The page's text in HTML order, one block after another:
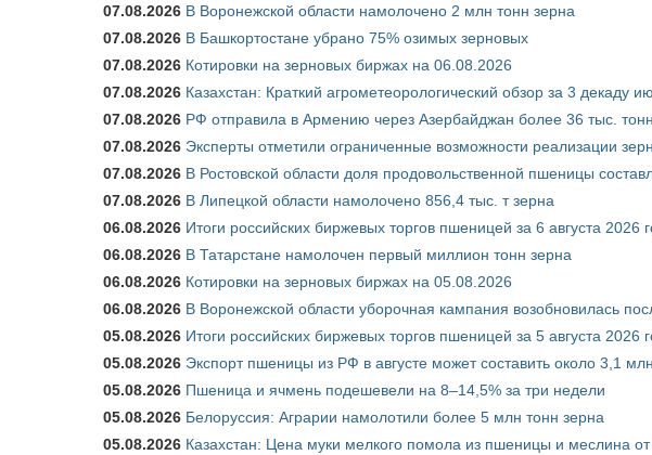
07.08.2026 В Воронежской области намолочено 2 млн тонн зерна
07.08.2026 В Башкортостане убрано 75% озимых зерновых
07.08.2026 Котировки на зерновых биржах на 06.08.2026
07.08.2026 Казахстан: Краткий агрометеорологический обзор за 3 декаду
07.08.2026 РФ отправила в Армению через Азербайджан более 36 тыс.
07.08.2026 Эксперты отметили ограниченные возможности реализации
07.08.2026 В Ростовской области доля продовольственной пшеницы
07.08.2026 В Липецкой области намолочено 856,4 тыс. т зерна
06.08.2026 Итоги российских биржевых торгов пшеницей за 6 августа 2026
06.08.2026 В Татарстане намолочен первый миллион тонн зерна
06.08.2026 Котировки на зерновых биржах на 05.08.2026
06.08.2026 В Воронежской области уборочная кампания возобновилась
05.08.2026 Итоги российских биржевых торгов пшеницей за 5 августа 2026
05.08.2026 Экспорт пшеницы из РФ в августе может составить около 3,1
05.08.2026 Пшеница и ячмень подешевели на 8–14,5% за три недели
05.08.2026 Белоруссия: Аграрии намолотили более 5 млн тонн зерна
05.08.2026 Казахстан: Цена муки мелкого помола из пшеницы и меслина